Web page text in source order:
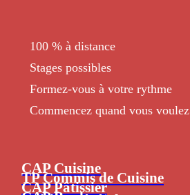
100 % à distance
Stages possibles
Formez-vous à votre rythme
Commencez quand vous voulez
CAP Cuisine
TP Commis de Cuisine
CAP Pâtissier